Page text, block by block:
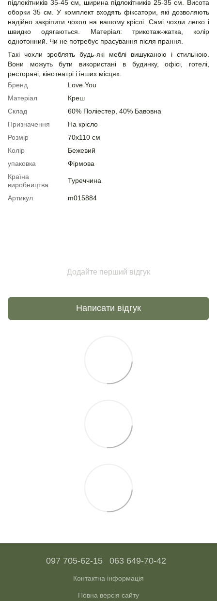
підлокітників 35-45 см, ширина підлокітників 25-35 см. Висота
оборки 35 см. У комплект входять фіксатори, які дозволяють
надійно закріпити чохол на вашому кріслі. Самі чохли легко і
швидко одягаються. Матеріал: трикотаж-жатка, колір
однотонний. Чи не потребує прасування після прання.
Такі чохли зроблять будь-які меблі вишуканою і стильною.
Вони можуть бути використані в будинку, офісі, готелі,
ресторані, кінотеатрі і інших місцях.
Бренд
Love You
Матеріал
Креш
Склад
60% Поліестер, 40% Бавовна
Призначення
На крісло
Розмір
70x110 см
Колір
Бежевий
упаковка
Фірмова
Країна
виробництва
Туреччина
Артикул m015884
Додайте перший відгук
Написати відгук
097 705-62-15 063 649-70-42
Контактна інформація
Повна версія сайту